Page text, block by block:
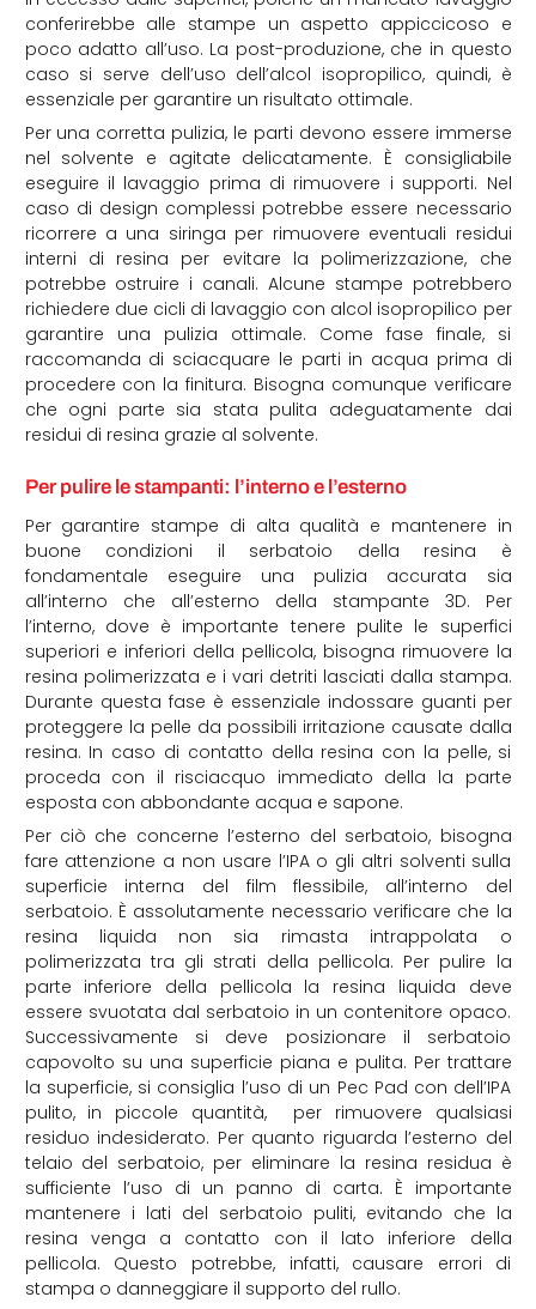
conferirebbe alle stampe un aspetto appiccicoso e
poco adatto all’uso. La post-produzione, che in questo
caso si serve dell’uso dell’alcol isopropilico, quindi, è
essenziale per garantire un risultato ottimale.
Per una corretta pulizia, le parti devono essere immerse
nel solvente e agitate delicatamente. È consigliabile
eseguire il lavaggio prima di rimuovere i supporti. Nel
caso di design complessi potrebbe essere necessario
ricorrere a una siringa per rimuovere eventuali residui
interni di resina per evitare la polimerizzazione, che
potrebbe ostruire i canali. Alcune stampe potrebbero
richiedere due cicli di lavaggio con alcol isopropilico per
garantire una pulizia ottimale. Come fase finale, si
raccomanda di sciacquare le parti in acqua prima di
procedere con la finitura. Bisogna comunque verificare
che ogni parte sia stata pulita adeguatamente dai
residui di resina grazie al solvente.
Per pulire le stampanti: l’interno e l’esterno
Per garantire stampe di alta qualità e mantenere in
buone condizioni il serbatoio della resina è
fondamentale eseguire una pulizia accurata sia
all’interno che all’esterno della stampante 3D. Per
l’interno, dove è importante tenere pulite le superfici
superiori e inferiori della pellicola, bisogna rimuovere la
resina polimerizzata e i vari detriti lasciati dalla stampa.
Durante questa fase è essenziale indossare guanti per
proteggere la pelle da possibili irritazione causate dalla
resina. In caso di contatto della resina con la pelle, si
proceda con il risciacquo immediato della la parte
esposta con abbondante acqua e sapone.
Per ciò che concerne l’esterno del serbatoio, bisogna
fare attenzione a non usare l’IPA o gli altri solventi sulla
superficie interna del film flessibile, all’interno del
serbatoio. È assolutamente necessario verificare che la
resina liquida non sia rimasta intrappolata o
polimerizzata tra gli strati della pellicola. Per pulire la
parte inferiore della pellicola la resina liquida deve
essere svuotata dal serbatoio in un contenitore opaco.
Successivamente si deve posizionare il serbatoio
capovolto su una superficie piana e pulita. Per trattare
la superficie, si consiglia l’uso di un Pec Pad con dell’IPA
pulito, in piccole quantità, per rimuovere qualsiasi
residuo indesiderato. Per quanto riguarda l’esterno del
telaio del serbatoio, per eliminare la resina residua è
sufficiente l’uso di un panno di carta. È importante
mantenere i lati del serbatoio puliti, evitando che la
resina venga a contatto con il lato inferiore della
pellicola. Questo potrebbe, infatti, causare errori di
stampa o danneggiare il supporto del rullo.